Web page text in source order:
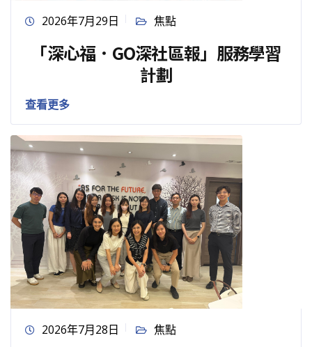
2026年7月29日 焦點
「深心福．GO深社區報」服務學習
計劃
查看更多
2026年7月28日 焦點